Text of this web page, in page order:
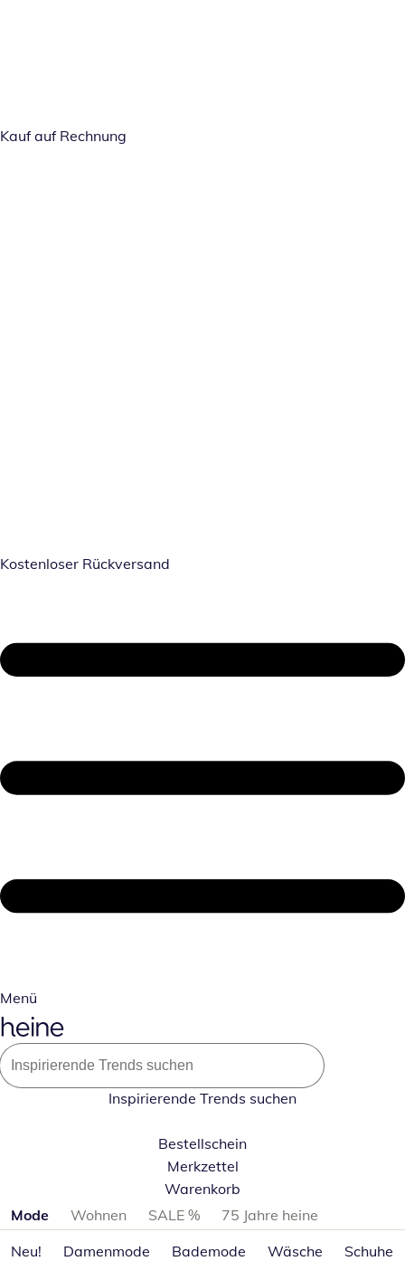
Kauf auf Rechnung
Kostenloser Rückversand
Menü
Inspirierende Trends suchen
Bestellschein
Merkzettel
Warenkorb
Produktkategorien überspringen
Mode Wohnen SALE %
75 Jahre heine
Neu!
Damenmode Bademode Wäsche Schuhe